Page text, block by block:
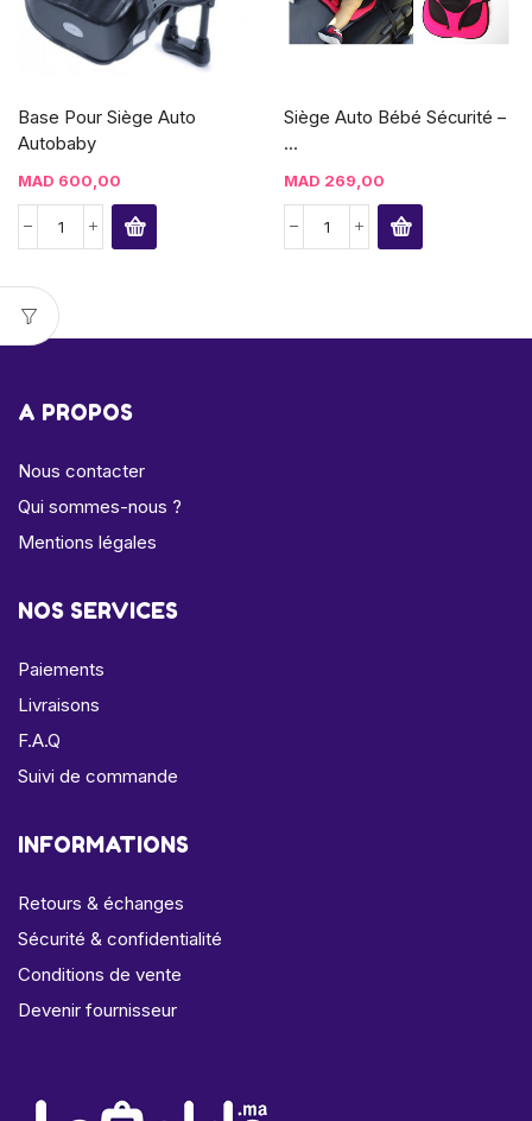
Base Pour Siège Auto
Autobaby
MAD 600,00
Siège Auto Bébé Sécurité –
...
MAD 269,00
A PROPOS
Nous contacter
Qui sommes-nous ?
Mentions légales
NOS SERVICES
Paiements
Livraisons
F.A.Q
Suivi de commande
INFORMATIONS
Retours & échanges
Sécurité & confidentialité
Conditions de vente
Devenir fournisseur